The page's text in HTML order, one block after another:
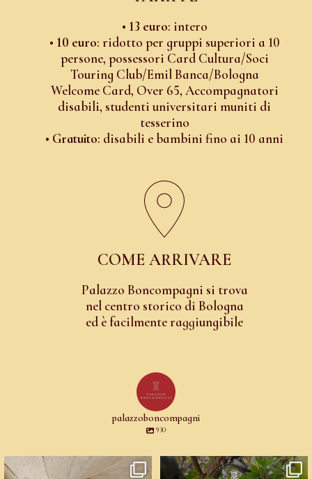
• 13 euro: intero
• 10 euro: ridotto per gruppi superiori a 10
persone, possessori Card Cultura/Soci
Touring Club/Emil Banca/Bologna
Welcome Card, Over 65, Accompagnatori
disabili, studenti universitari muniti di
tesserino
• Gratuito: disabili e bambini fino ai 10 anni
COME ARRIVARE
Palazzo Boncompagni si trova
nel centro storico di Bologna
ed è facilmente raggiungibile
palazzoboncompagni
930
Un palazzo del Cinquecento non si ☀️ Un mese, quattro voci: arte